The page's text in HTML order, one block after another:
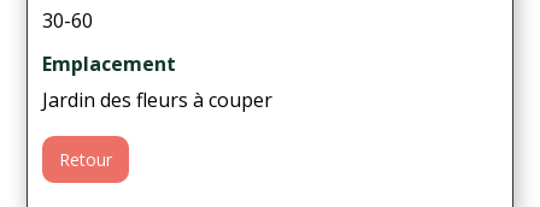
30-60
Emplacement
Jardin des fleurs à couper
Retour